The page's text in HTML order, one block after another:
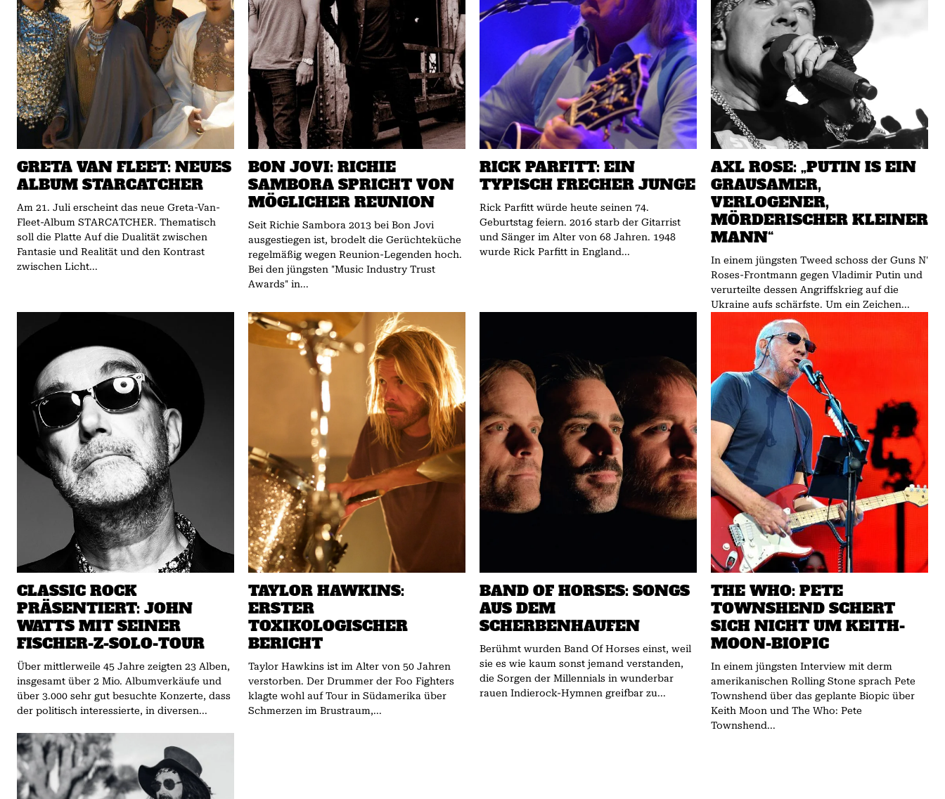
GRETA VAN FLEET: NEUES
ALBUM STARCATCHER
Am 21. Juli erscheint das neue Greta-Van-
Fleet-Album STARCATCHER. Thematisch
soll die Platte Auf die Dualität zwischen
Fantasie und Realität und den Kontrast
zwischen Licht...
BON JOVI: RICHIE
SAMBORA SPRICHT VON
MÖGLICHER REUNION
Seit Richie Sambora 2013 bei Bon Jovi
ausgestiegen ist, brodelt die Gerüchteküche
regelmäßig wegen Reunion-Legenden hoch.
Bei den jüngsten "Music Industry Trust
Awards" in...
RICK PARFITT: EIN
TYPISCH FRECHER JUNGE
Rick Parfitt würde heute seinen 74.
Geburtstag feiern. 2016 starb der Gitarrist
und Sänger im Alter von 68 Jahren. 1948
wurde Rick Parfitt in England...
AXL ROSE: „PUTIN IS EIN
GRAUSAMER,
VERLOGENER,
MÖRDERISCHER KLEINER
MANN“
In einem jüngsten Tweed schoss der Guns N'
Roses-Frontmann gegen Vladimir Putin und
verurteilte dessen Angriffskrieg auf die
Ukraine aufs schärfste. Um ein Zeichen...
CLASSIC ROCK
PRÄSENTIERT: JOHN
WATTS MIT SEINER
FISCHER-Z-SOLO-TOUR
Über mittlerweile 45 Jahre zeigten 23 Alben,
insgesamt über 2 Mio. Albumverkäufe und
über 3.000 sehr gut besuchte Konzerte, dass
der politisch interessierte, in diversen...
TAYLOR HAWKINS:
ERSTER
TOXIKOLOGISCHER
BERICHT
Taylor Hawkins ist im Alter von 50 Jahren
verstorben. Der Drummer der Foo Fighters
klagte wohl auf Tour in Südamerika über
Schmerzen im Brustraum,...
BAND OF HORSES: SONGS
AUS DEM
SCHERBENHAUFEN
Berühmt wurden Band Of Horses einst, weil
sie es wie kaum sonst jemand verstanden,
die Sorgen der Millennials in wunderbar
rauen Indierock-Hymnen greifbar zu...
THE WHO: PETE
TOWNSHEND SCHERT
SICH NICHT UM KEITH-
MOON-BIOPIC
In einem jüngsten Interview mit derm
amerikanischen Rolling Stone sprach Pete
Townshend über das geplante Biopic über
Keith Moon und The Who: Pete
Townshend...